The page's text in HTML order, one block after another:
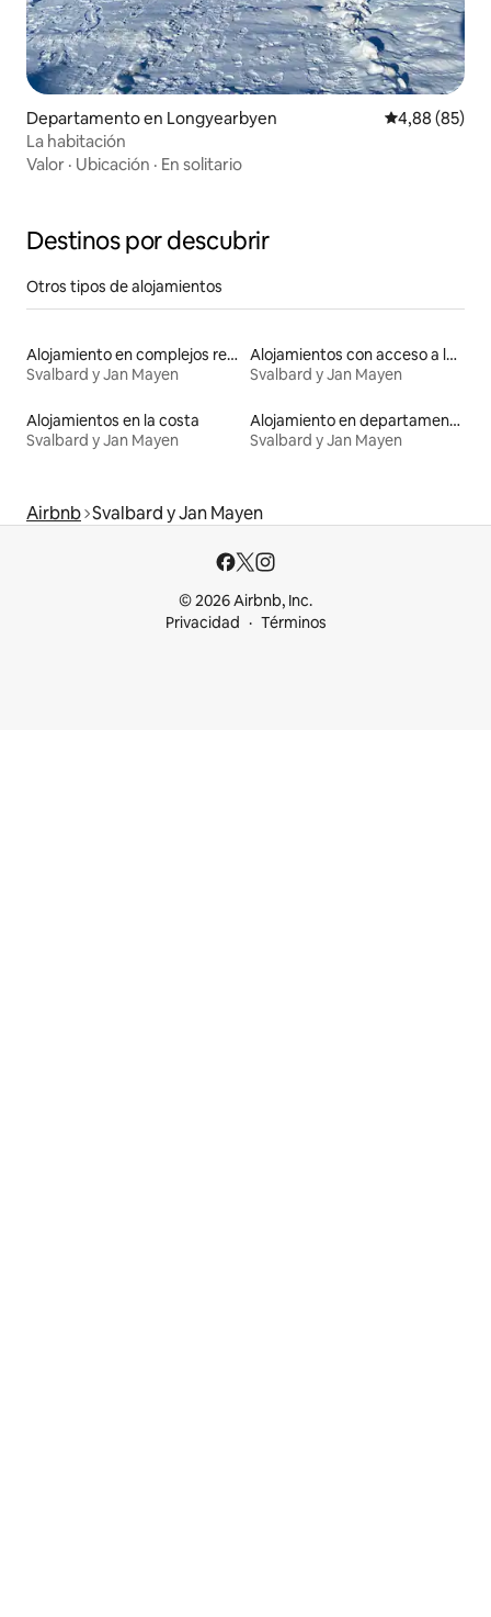
Departamento en Longyearbyen Calificación
4,88 (85)
La habitación
Valor · Ubicación · En solitario
Destinos por descubrir
Otros tipos de alojamientos
Alojamiento en complejos residenciales
Svalbard y Jan Mayen
Alojamientos con acceso a la playa
Svalbard y Jan Mayen
Alojamientos en la costa
Svalbard y Jan Mayen
Alojamiento en departamentos
Svalbard y Jan Mayen
Airbnb Svalbard y Jan Mayen
© 2026 Airbnb, Inc.
Privacidad
Términos